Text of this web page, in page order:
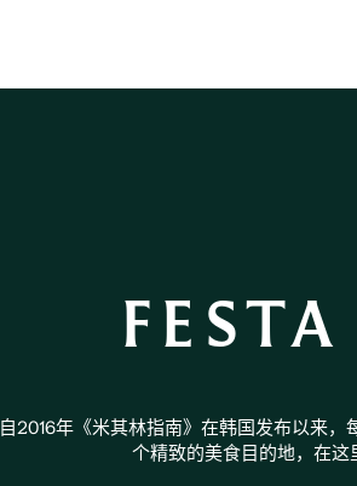
自2016年《米其林指南》在韩国发布以来
个精致的美食目的地，在这